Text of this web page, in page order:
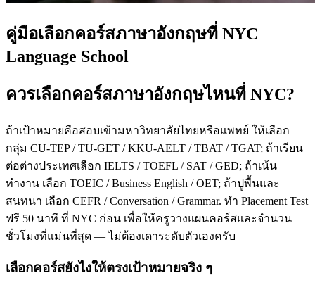
คู่มือเลือกคอร์สภาษาอังกฤษที่ NYC
Language School
ควรเลือกคอร์สภาษาอังกฤษไหนที่ NYC?
ถ้าเป้าหมายคือสอบเข้ามหาวิทยาลัยไทยหรือแพทย์ ให้เลือก
กลุ่ม CU-TEP / TU-GET / KKU-AELT / TBAT / TGAT; ถ้าเรียน
ต่อต่างประเทศเลือก IELTS / TOEFL / SAT / GED; ถ้าเน้น
ทำงาน เลือก TOEIC / Business English / OET; ถ้าปูพื้นและ
สนทนา เลือก CEFR / Conversation / Grammar. ทำ Placement Test
ฟรี 50 นาที ที่ NYC ก่อน เพื่อให้ครูวางแผนคอร์สและจำนวน
ชั่วโมงที่แม่นที่สุด — ไม่ต้องเดาระดับตัวเองครับ
เลือกคอร์สยังไงให้ตรงเป้าหมายจริง ๆ